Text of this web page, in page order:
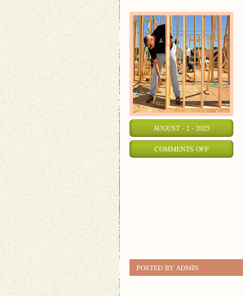
AUGUST - 2 - 2025
COMMENTS OFFON
POSTED BY ADMIN